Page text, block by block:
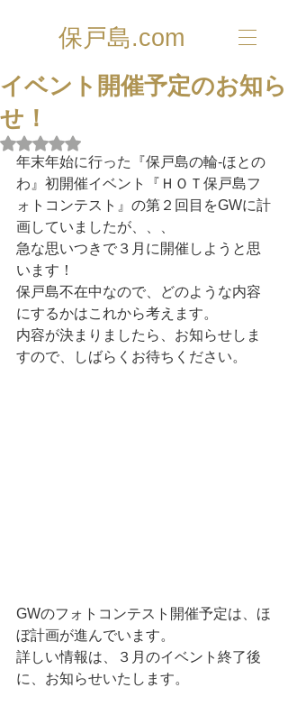
保戸島.com
イベント開催予定のお知ら
せ！
5つ星のうちNaNと評価されています。
年末年始に行った『保戸島の輪-ほとの
わ』初開催イベント『ＨＯＴ保戸島フ
ォトコンテスト』の第２回目をGWに計
画していましたが、、、
急な思いつきで３月に開催しようと思
います！
保戸島不在中なので、どのような内容
にするかはこれから考えます。
内容が決まりましたら、お知らせしま
すので、しばらくお待ちください。
GWのフォトコンテスト開催予定は、ほ
ぼ計画が進んでいます。
詳しい情報は、３月のイベント終了後
に、お知らせいたします。